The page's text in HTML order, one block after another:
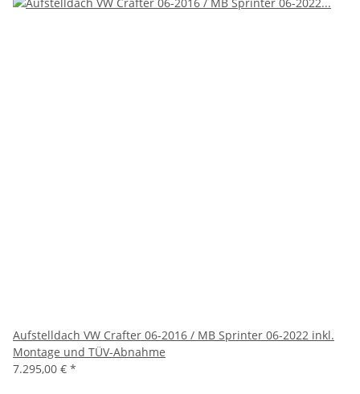
Aufstelldach VW Crafter 06-2016 / MB Sprinter 06-2022 inkl.
Montage und TÜV-Abnahme
7.295,00 € *